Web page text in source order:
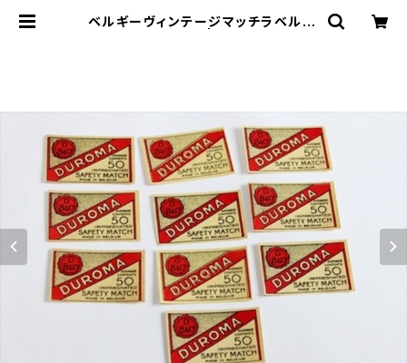
ベルギーヴィンテージマッチラベル10